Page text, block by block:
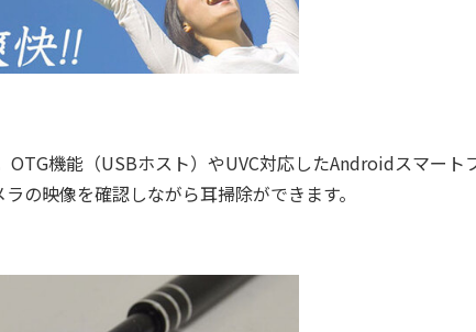
機能（USBホスト）やUVC対応したAndroidスマート
の映像を確認しながら耳掃除ができます。